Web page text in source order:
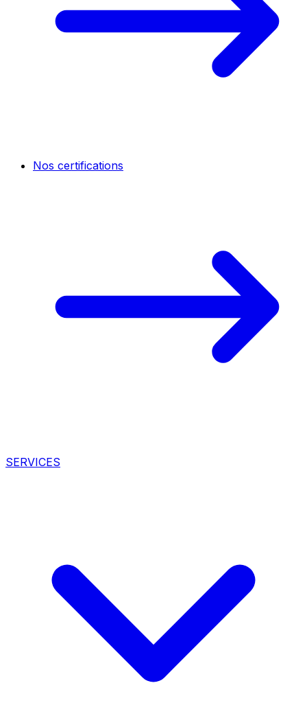
Nos certifications
SERVICES